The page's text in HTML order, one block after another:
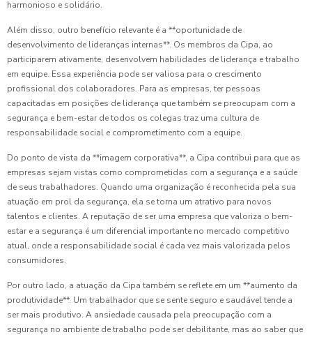
harmonioso e solidário.
Além disso, outro benefício relevante é a **oportunidade de
desenvolvimento de lideranças internas**. Os membros da Cipa, ao
participarem ativamente, desenvolvem habilidades de liderança e trabalho
em equipe. Essa experiência pode ser valiosa para o crescimento
profissional dos colaboradores. Para as empresas, ter pessoas
capacitadas em posições de liderança que também se preocupam com a
segurança e bem-estar de todos os colegas traz uma cultura de
responsabilidade social e comprometimento com a equipe.
Do ponto de vista da **imagem corporativa**, a Cipa contribui para que as
empresas sejam vistas como comprometidas com a segurança e a saúde
de seus trabalhadores. Quando uma organização é reconhecida pela sua
atuação em prol da segurança, ela se torna um atrativo para novos
talentos e clientes. A reputação de ser uma empresa que valoriza o bem-
estar e a segurança é um diferencial importante no mercado competitivo
atual, onde a responsabilidade social é cada vez mais valorizada pelos
consumidores.
Por outro lado, a atuação da Cipa também se reflete em um **aumento da
produtividade**. Um trabalhador que se sente seguro e saudável tende a
ser mais produtivo. A ansiedade causada pela preocupação com a
segurança no ambiente de trabalho pode ser debilitante, mas ao saber que